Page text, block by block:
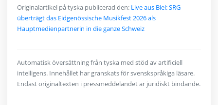
Originalartikel på tyska publicerad den: Live aus Biel: SRG
überträgt das Eidgenössische Musikfest 2026 als
Hauptmedienpartnerin in die ganze Schweiz
Automatisk översättning från tyska med stöd av artificiell
intelligens. Innehållet har granskats för svenskspråkiga läsare.
Endast originaltexten i pressmeddelandet är juridiskt bindande.